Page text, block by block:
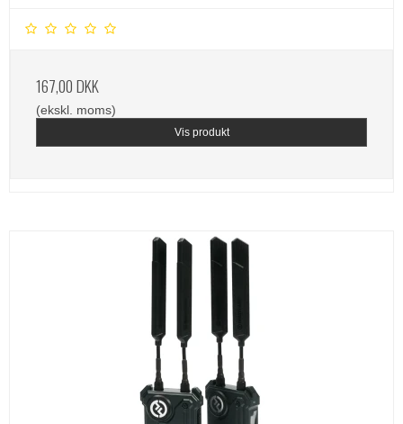
167,00 DKK
(ekskl. moms)
Vis produkt